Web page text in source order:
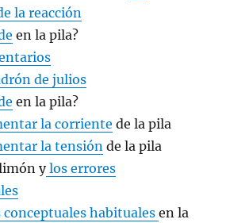
la reacción
en la pila?
de julios
en la pila?
la corriente de la pila
la tensión de la pila
ylos errores
conceptuales habitualesen la